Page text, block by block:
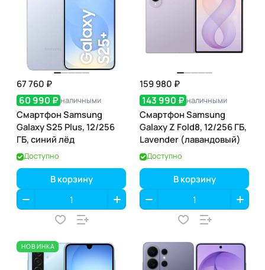
67 760 ₽
60 990 ₽ наличными
Смартфон Samsung
Galaxy S25 Plus, 12/256
ГБ, синий лёд
Доступно
В корзину
159 980 ₽
143 990 ₽ наличными
Смартфон Samsung
Galaxy Z Fold8, 12/256 ГБ,
Lavender (лавандовый)
Доступно
В корзину
НОВИНКА